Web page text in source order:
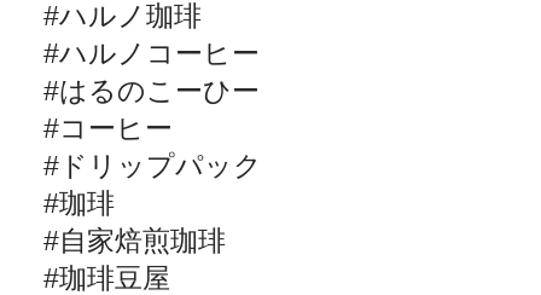
#ハルノ珈琲
#ハルノコーヒー
#はるのこーひー
#コーヒー
# ドリップパック
#珈琲
#自家焙煎珈琲
#珈琲豆屋